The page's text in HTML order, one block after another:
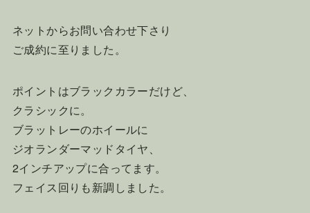
ネットからお問い合わせ下さり
ご成約に至りました。
ポイントはブラックカラーだけど、
クラシックに。
ブラットレーのホイールに
ジオランダーマッドタイヤ、
2インチアップに合ってます。
フェイス回りも新調しました。